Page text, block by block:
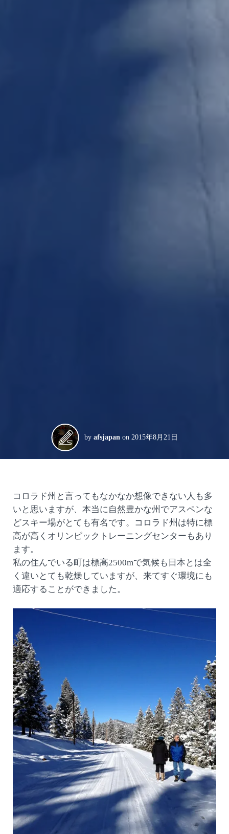
by afsjapan on 2015年8月21日
コロラド州と言ってもなかなか想像できない人も多
いと思いますが、本当に自然豊かな州でアスペンな
どスキー場がとても有名です。コロラド州は特に標
高が高くオリンピックトレーニングセンターもあり
ます。
私の住んでいる町は標高2500mで気候も日本とは全
く違いとても乾燥していますが、来てすぐ環境にも
適応することができました。